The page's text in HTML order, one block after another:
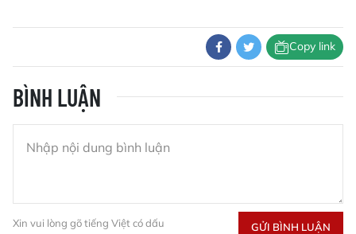
Copy link
BÌNH LUẬN
Xin vui lòng gõ tiếng Việt có dấu GỬI BÌNH LUẬN